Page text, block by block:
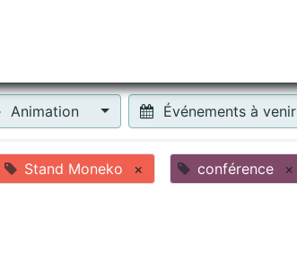
Animation Événements à venir
Stand Moneko × conférence ×